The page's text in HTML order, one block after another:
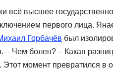
всё высшее
первого лица.
Горбачёв был
– Чем болен? – Какая
Этот момент превратился